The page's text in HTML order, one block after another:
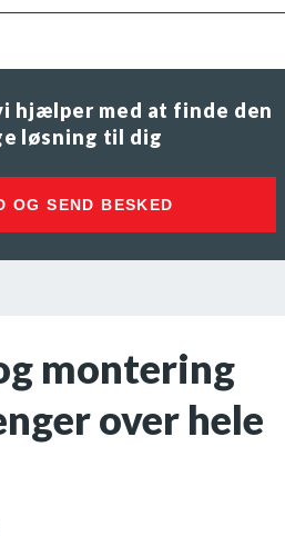
hjælper med at finde den
løsning til dig
OG SEND BESKED
montering
over hele